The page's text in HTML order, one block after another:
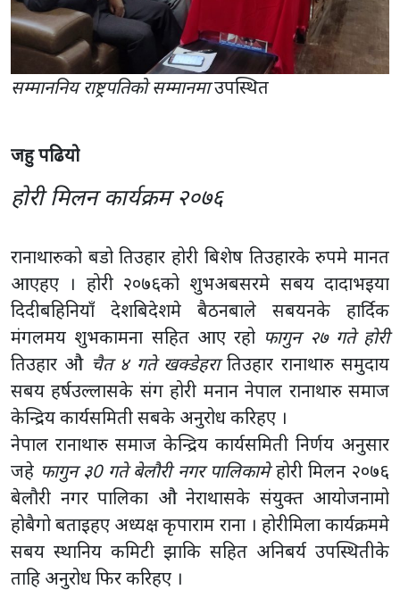
जहु पढियो
होरी मिलन कार्यक्रम २०७६
रानाथारुको बडो तिउहार होरी बिशेष तिउहारके रुपमे मानत
आएहए । होरी २०७६को शुभअबसरमे सबय दादाभइया
दिदीबहिनियाँ देशबिदेशमे बैठनबाले सबयनके हार्दिक
तिउहार औचैत ४ गते खक्डेहरातिउहार रानाथारु समुदाय
सबय हर्षउल्लासके संग होरी मनान नेपाल रानाथारु समाज
केन्द्रिय कार्यसमिती सबके अनुरोध करिहए ।
नेपाल रानाथारु समाज केन्द्रिय कार्यसमिती निर्णय अनुसार
जहेफागुन ३0 गते बेलौरी नगर पालिकामेहोरी मिलन २०७६
बेलौरी नगर पालिका औ नेराथासके संयुक्त आयोजनामो
होबैगो बताइहए अध्यक्ष कृपाराम राना । होरीमिला कार्यक्रममे
सबय स्थानिय कमिटी झाकि सहित अनिबर्य उपस्थितीके
ताहि अनुरोध फिर करिहए ।